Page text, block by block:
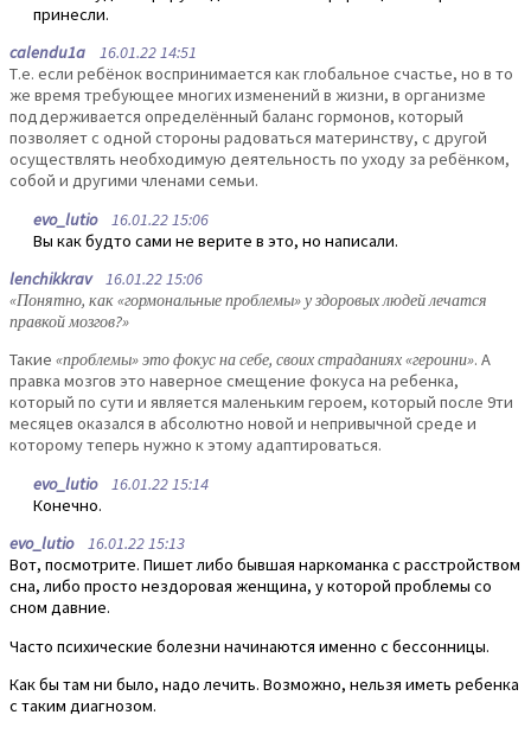
принесли.
calendu1a 16.01.22 14:51
Т.е. если ребёнок воспринимается как глобальное счастье, но в то
же время требующее многих изменений в жизни, в организме
поддерживается определённый баланс гормонов, который
позволяет с одной стороны радоваться материнству, с другой
осуществлять необходимую деятельность по уходу за ребёнком,
собой и другими членами семьи.
evo_lutio16.01.22 15:06
Вы как будто сами не верите в это, но написали.
lenchikkrav16.01.22 15:06
«Понятно, как «гормональные проблемы» у здоровых людей лечатся
правкой мозгов?»
Такие «проблемы» это фокус на себе, своих страданиях «героини». А
правка мозгов это наверное смещение фокуса на ребенка,
который по сути и является маленьким героем, который после 9ти
месяцев оказался в абсолютно новой и непривычной среде и
которому теперь нужно к этому адаптироваться.
evo_lutio16.01.22 15:14
Конечно.
evo_lutio16.01.22 15:13
Вот, посмотрите. Пишет либо бывшая наркоманка с расстройством
сна, либо просто нездоровая женщина, у которой проблемы со
сном давние.
Часто психические болезни начинаются именно с бессонницы.
Как бы там ни было, надо лечить. Возможно, нельзя иметь ребенка
с таким диагнозом.